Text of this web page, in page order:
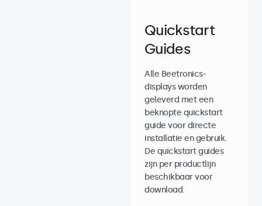
Quickstart
Guides
Alle Beetronics-
displays worden
geleverd met een
beknopte quickstart
guide voor directe
installatie en gebruik.
De quickstart guides
zijn per productlijn
beschikbaar voor
download.